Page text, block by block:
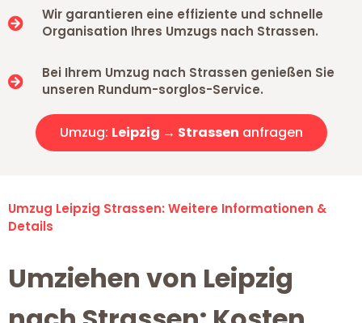
Wir garantieren eine effiziente und schnelle
Organisation Ihres Umzugs nach Strassen.
Bei Ihrem Umzug nach Strassen genießen Sie
unseren Rundum-sorglos-Service.
Umzug: Leipzig → Strassen anfragen
Umzug Leipzig Strassen: Weitere Informationen &
Details
Umziehen von Leipzig